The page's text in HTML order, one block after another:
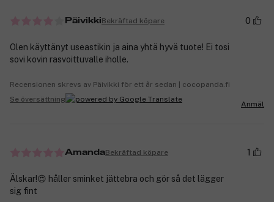
PäivikkiBekräftad köpare 0
Olen käyttänyt useastikin ja aina yhtä hyvä tuote! Ei tosi
sovi kovin rasvoittuvalle iholle.
Recensionen skrevs av Päivikki för ett år sedan | cocopanda.fi
Se översättning
Anmäl
AmandaBekräftad köpare 1
Älskar!😍 håller sminket jättebra och gör så det lägger
sig fint